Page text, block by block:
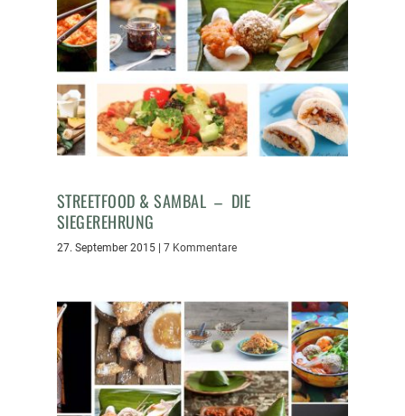
STREETFOOD & SAMBAL – DIE
SIEGEREHRUNG
27. September 2015| 7 Kommentare